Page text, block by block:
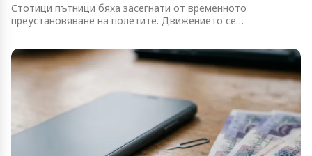
Стотици пътници бяха засегнати от временното
преустановяване на полетите. Движението се